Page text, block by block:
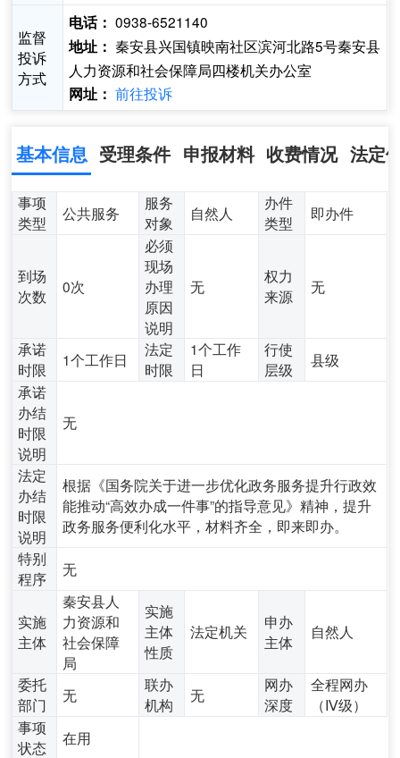
监督
投诉
方式
电话： 0938-6521140
地址： 秦安县兴国镇映南社区滨河北路5号秦安县
人力资源和社会保障局四楼机关办公室
网址： 前往投诉
基本信息 受理条件 申报材料 收费情况 法定
事项
类型
公共服务
服务
对象
自然人
办件
类型
即办件
到场
次数
0次
必须
现场
办理
原因
说明
无
权力
来源
无
承诺
时限
1个工作日
法定
时限
1个工作
日
行使
层级
县级
承诺
办结
时限
说明
无
法定
办结
时限
说明
根据《国务院关于进一步优化政务服务提升行政效
能推动“高效办成一件事”的指导意见》精神，提升
政务服务便利化水平，材料齐全，即来即办。
特别
程序
无
实施
主体
秦安县人
力资源和
社会保障
局
实施
主体
性质
法定机关
申办
主体
自然人
委托
部门
无
联办
机构
无
网办
深度
全程网办
（Ⅳ级）
事项
状态
在用